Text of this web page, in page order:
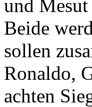
und
Beide
sollen
Ronaldo,
achten